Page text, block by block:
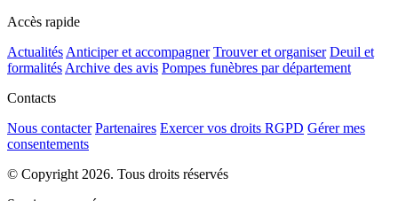
Accès rapide
Actualités Anticiper et accompagner Trouver et organiser Deuil et
formalités Archive des avis Pompes funèbres par département
Contacts
Nous contacter Partenaires Exercer vos droits RGPD Gérer mes
consentements
© Copyright 2026. Tous droits réservés